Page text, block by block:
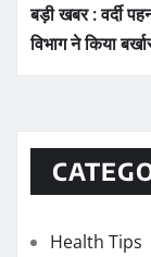
बड़ी खबर : वर्दी
विभाग ने किया
Health Tips